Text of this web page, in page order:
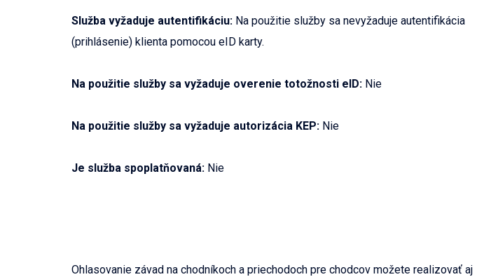
Služba vyžaduje autentifikáciu: Na použitie služby sa nevyžaduje autentifikácia
(prihlásenie) klienta pomocou eID karty.
Na použitie služby sa vyžaduje overenie totožnosti eID: Nie
Na použitie služby sa vyžaduje autorizácia KEP: Nie
Je služba spoplatňovaná: Nie
Ohlasovanie závad na chodníkoch a priechodoch pre chodcov možete realizovať aj